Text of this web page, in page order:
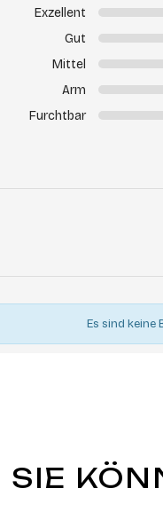
Exzellent
Gut
Mittel
Arm
Furchtbar
Es sind keine
SIE